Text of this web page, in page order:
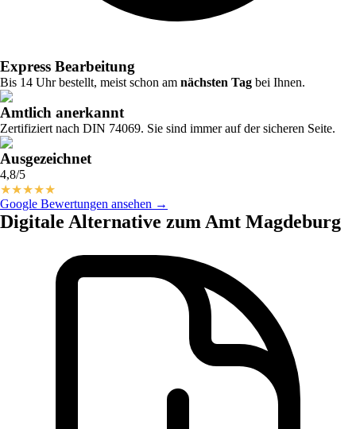
Express Bearbeitung
Bis 14 Uhr bestellt, meist schon am nächsten Tag bei Ihnen.
Amtlich anerkannt
Zertifiziert nach DIN 74069. Sie sind immer auf der sicheren Seite.
Ausgezeichnet
4,8/5
★★★★★
Google Bewertungen ansehen →
Digitale Alternative zum Amt Magdeburg